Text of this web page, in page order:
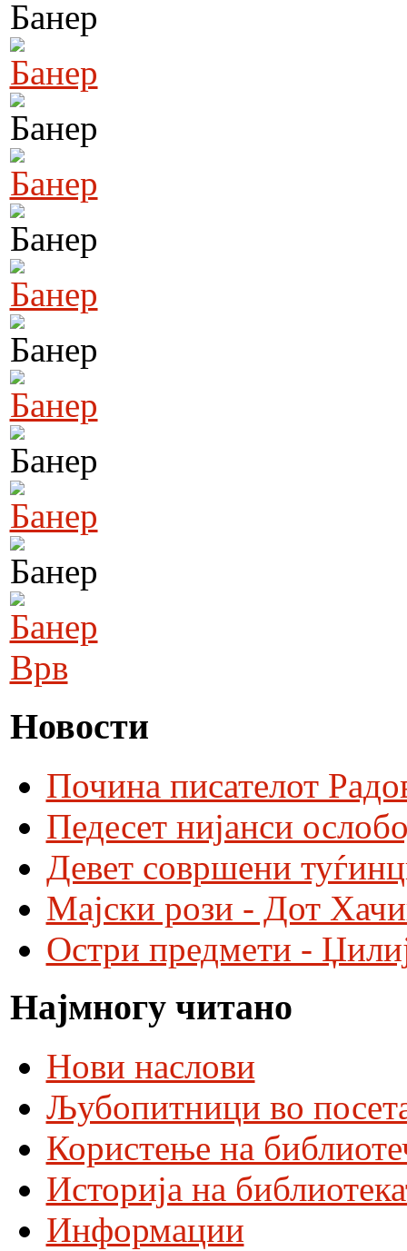
Врв
Новости
Почина писателот
Педесет нијанси
Девет совршени
Мајски рози - Дот
Остри предмети -
Најмногу читано
Нови наслови
Љубопитници во
Користење на
Историја на
Информации